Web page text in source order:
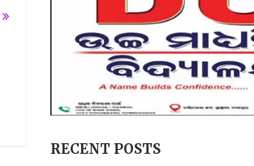
RECENT POSTS